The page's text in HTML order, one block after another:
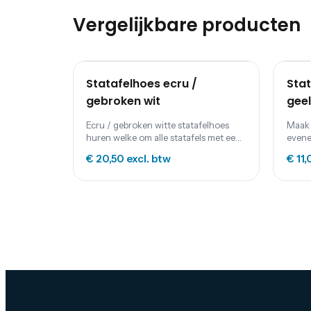
Vergelijkbare producten
Statafelhoes ecru /
gebroken wit
Ecru / gebroken witte statafelhoes
huren welke om alle statafels met een
€ 20,50 excl. btw
geel
€